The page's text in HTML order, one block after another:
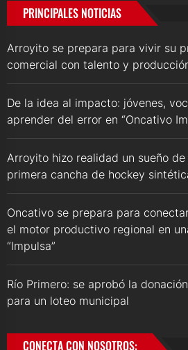
PRINCIPALES NOTICIAS
Arroyito se prepara para vivir su
comercial con talento y
De la idea al impacto: jóvenes,
aprender del error en “Oncativo
Arroyito hizo realidad un sueño de
primera cancha de hockey
Oncativo se prepara para
el motor productivo regional en
“Impulsa”
Río Primero: se aprobó la
para un loteo municipal
CONECTA CON NOSOTROS: